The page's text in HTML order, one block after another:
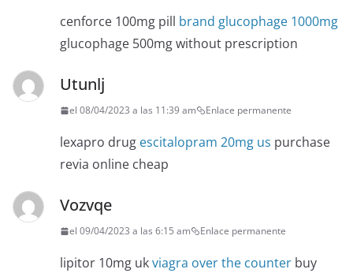
cenforce 100mg pill brand glucophage 1000mg
glucophage 500mg without prescription
Utunlj
el 08/04/2023 a las 11:39 am Enlace permanente
lexapro drug escitalopram 20mg us purchase
revia online cheap
Vozvqe
el 09/04/2023 a las 6:15 am Enlace permanente
lipitor 10mg ukviagra over the counter buy